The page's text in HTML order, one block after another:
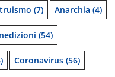
(7) Anarchia (4)
(54)
Coronavirus (56)